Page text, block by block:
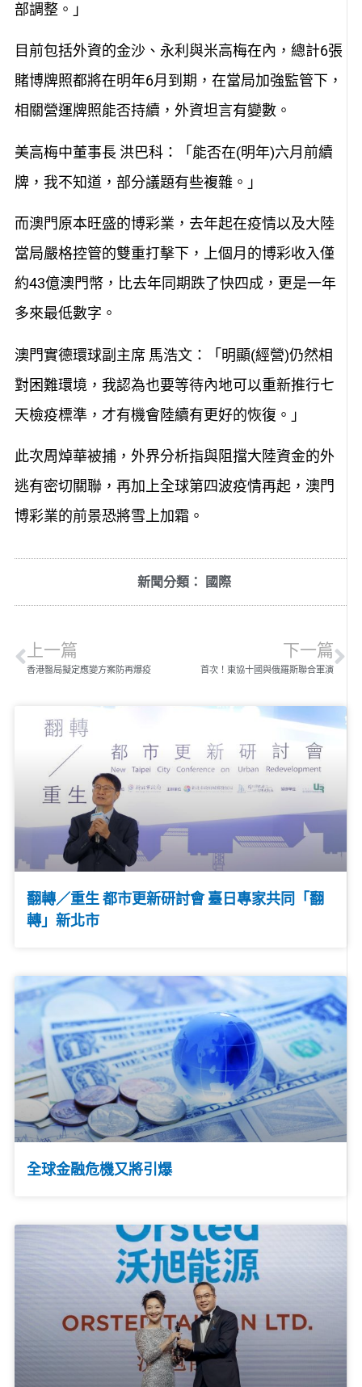
部調整。」
目前包括外資的金沙、永利與米高梅在內，總計6張
賭博牌照都將在明年6月到期，在當局加強監管下，
相關營運牌照能否持續，外資坦言有變數。
美高梅中董事長 洪巴科：「能否在(明年)六月前續
牌，我不知道，部分議題有些複雜。」
而澳門原本旺盛的博彩業，去年起在疫情以及大陸
當局嚴格控管的雙重打擊下，上個月的博彩收入僅
約43億澳門幣，比去年同期跌了快四成，更是一年
多來最低數字。
澳門實德環球副主席 馬浩文：「明顯(經營)仍然相
對困難環境，我認為也要等待內地可以重新推行七
天檢疫標準，才有機會陸續有更好的恢復。」
此次周焯華被捕，外界分析指與阻擋大陸資金的外
逃有密切關聯，再加上全球第四波疫情再起，澳門
博彩業的前景恐將雪上加霜。
新聞分類： 國際
上一篇
香港醫局擬定應變方案防再爆疫
下一篇
首次！東協十國與俄羅斯聯合軍演
翻轉／重生 都市更新研討會 臺日專家共同「翻
轉」新北市
全球金融危機又將引爆